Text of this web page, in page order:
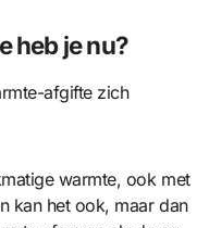
heb je nu?
afgifte zich
warmte, ook met
kan het ook, maar dan